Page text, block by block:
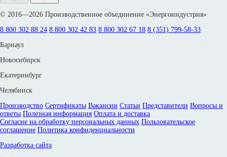
© 2016—2026 Производственное объединение «Энергоиндустрия»
8 800 302 88 24 8 800 302 42 83 8 800 302 67 18 8 (351) 799-58-33
Барнаул
Новосибирск
Екатеринбург
Челябинск
Производство Сертификаты Вакансии Статьи Представители Вопросы и
ответы Полезная информация Оплата и доставка
Согласие на обработку персональных данных Пользовательское
соглашение Политика конфиденциальности
Разработка сайта